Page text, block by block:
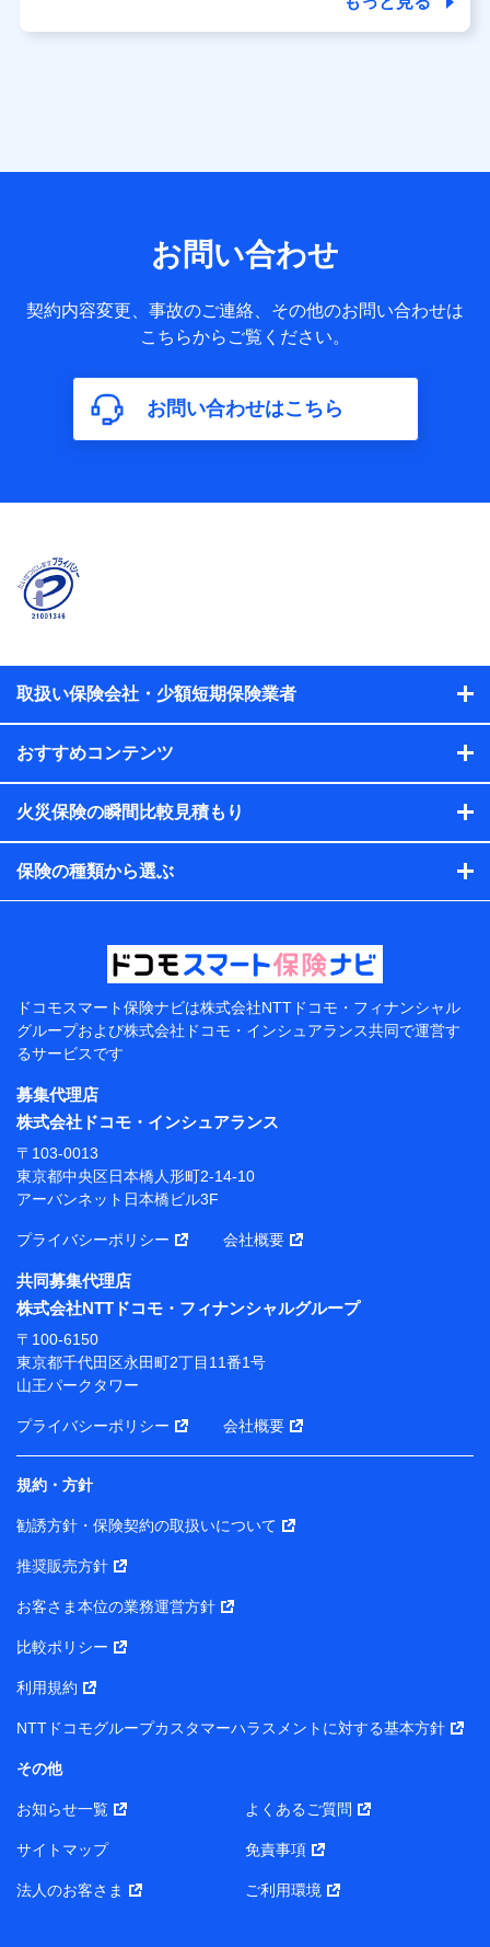
当社又は株式会社NTTドコモが提供する保険関連サービスに
送信履歴などの情報）が含まれます。
約に関する情報。例として、保険契約者及び被保険者の氏
名、住所、生年月日、性別、保険契約者と被保険者の関係、
保険加入の目的、保険商品の内容、保険料、保険料のお支払
年数などの情報、ペットの種類や年齢などの情報などが含ま
れます。
【共同して利用する者の範囲】
株式会社NTTドコモ
当社又は株式会社NTTドコモが提供する保険関連サービスに
おけるユーザ登録受付および管理のため
当社又は株式会社NTTドコモと取引のあるもしくは委託を受
れらに付帯、関連する当社、株式会社NTTドコモおよび提携
会社のサービスを案内、提供するため
析して、お客さまの趣味・嗜好・傾向に応じたサービス・商
各種セミナーの開催のため
コンサルティングサービスの実施のため
アンケートやキャンペーン等の実施のため
上記に係る案内・手続き・管理等付帯業務を行うため
当該個人データを取り扱う各共同利用者（詳細は次のと
東京都千代田区永田町2丁目11番1号 山王パークタワー
株式会社NTTドコモ 代表取締役社長 前田 義晃
東京都中央区日本橋人形町2-14-10 アーバンネット日
本橋ビル 3F
長 吉村 忠義
※ 当社および株式会社NTTドコモは、お客さまの情報
ソナルデータ憲章」に定める行動原則を順守します 。
※ パーソナルデータダッシュボードの「第三者提供の
管理」の設定状態にかかわらず、共同利用する場合があ
ります。
※ dポイントクラブ会員ではないお客さま（2019年12
月11日以降、一度もdポイントクラブ会員であったこと
がないお客さまに限る）に関する、2019年12月10日以
前に取得した個人データは、こちら の利用目的の範囲内
当社は株式会社NTTドコモ・フィナンシャルグループ
との間で、以下のとおり個人データを共同利用しま
す。
【共同して利用される利用データの項目】
当社または株式会社NTTドコモ・フィナンシャルグルー
の個人データ
基本情報
性、連絡先、dポイントサービスのご利用に関する情報。例
所、dポイント残高、dポイント利用履歴などが含まれます。
当社または株式会社NTTドコモ・フィナンシャルグループが
報。例として、当社または株式会社NTTドコモ・フィナンシ
履歴インターネット利用時の行動に関する情報、アプリケー
お問い合わせ
契約内容変更、事故のご連絡、その他のお問い合わせは
こちらからご覧ください。
お問い合わせはこちら
取扱い保険会社・少額短期保険業者
おすすめコンテンツ
火災保険の瞬間比較見積もり
保険の種類から選ぶ
ドコモスマート保険ナビは株式会社NTTドコモ・フィナンシャル
グループおよび株式会社ドコモ・インシュアランス共同で運営す
るサービスです
募集代理店
株式会社ドコモ・インシュアランス
〒103-0013
東京都中央区日本橋人形町2-14-10
アーバンネット日本橋ビル3F
プライバシーポリシー 会社概要
共同募集代理店
株式会社NTTドコモ・フィナンシャルグループ
〒100-6150
東京都千代田区永田町2丁目11番1号
山王パークタワー
プライバシーポリシー 会社概要
規約・方針
勧誘方針・保険契約の取扱いについて
推奨販売方針
お客さま本位の業務運営方針
比較ポリシー
利用規約
NTTドコモグループカスタマーハラスメントに対する基本方針
その他
お知らせ一覧 よくあるご質問
サイトマップ 免責事項
法人のお客さま ご利用環境